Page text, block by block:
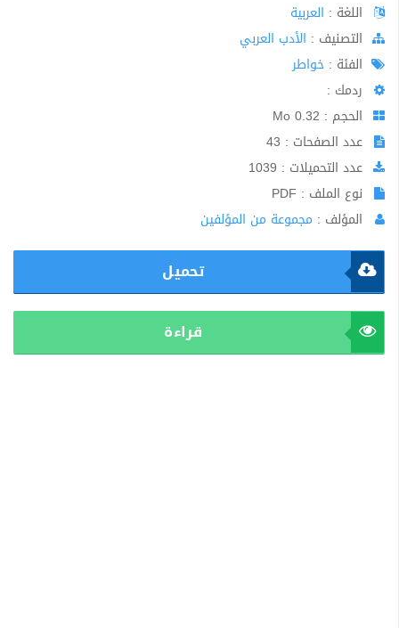
اللغة : العربية
اﻟﺘﺼﻨﻴﻒ : الأدب العربي
الفئة : خواطر
ردمك :
الحجم : 0.32 Mo
عدد الصفحات : 43
عدد التحميلات : 1039
نوع الملف : PDF
المؤلف : مجموعة من المؤلفين
تحميل
قراءة